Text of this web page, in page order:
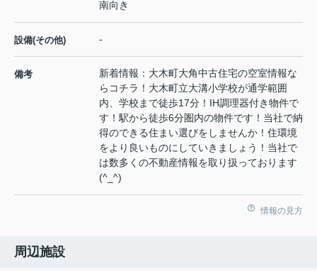
南向き
設備(その他) -
備考
新着情報：大木町大角中古住宅の空室情報な
らコチラ！大木町立大溝小学校が通学範囲
内、学校まで徒歩17分！IH調理器付き物件で
す！駅から徒歩6分圏内の物件です！当社で納
得のできる住まい選びをしませんか！住環境
をより良いものにしていきましょう！当社で
は数多くの不動産情報を取り扱っております
(^_^)
情報の見方
周辺施設